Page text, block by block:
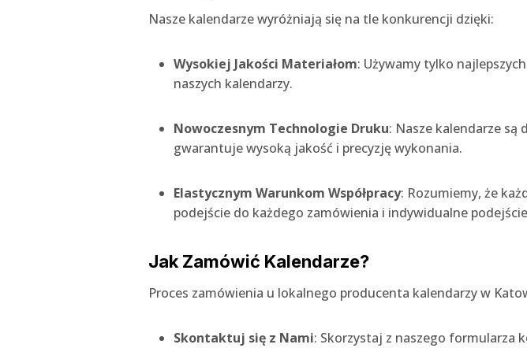
Nasze kalendarze wyróżniają się na tle konkurencji dzięki:
Wysokiej Jakości Materiałom: Używamy tylko
naszych kalendarzy.
Nowoczesnym Technologie Druku: Nasze kalendarze
gwarantuje wysoką jakość i precyzję wykonania.
Elastycznym Warunkom Współpracy: Rozumiemy, że
podejście do każdego zamówienia i indywidualne
Jak Zamówić Kalendarze?
Proces zamówienia u lokalnego producenta kalendarzy w
Skontaktuj się z Nami: Skorzystaj z naszego formularza